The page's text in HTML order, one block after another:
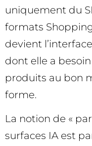
uniquement du
formats
devient
dont elle a
produits au bon
forme.
La notion de «
surfaces IA est